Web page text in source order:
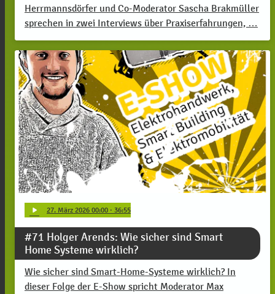
Herrmannsdörfer und Co-Moderator Sascha Brakmüller
sprechen in zwei Interviews über Praxiserfahrungen, …
play_arrow 27. März 2026 00:00 · 36:55
#71 Holger Arends: Wie sicher sind Smart
Home Systeme wirklich?
Wie sicher sind Smart-Home-Systeme wirklich? In
dieser Folge der E-Show spricht Moderator Max